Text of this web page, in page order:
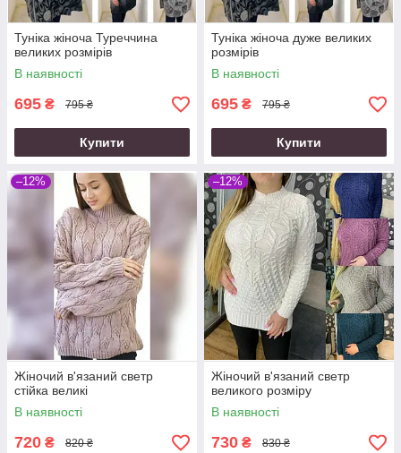
Туніка жіноча Туреччина
великих розмірів
В наявності
695 ₴ 795 ₴
Купити
Туніка жіноча дуже великих
розмірів
В наявності
695 ₴ 795 ₴
Купити
–12%
Жіночий в'язаний светр
стійка великі
В наявності
720 ₴ 820 ₴
–12%
Жіночий в'язаний светр
великого розміру
В наявності
730 ₴ 830 ₴